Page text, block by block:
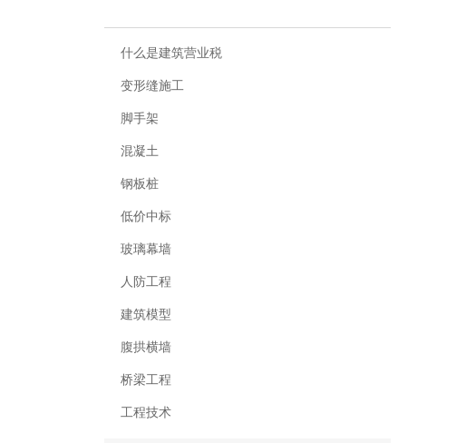
什么是建筑营业税
变形缝施工
脚手架
混凝土
钢板桩
低价中标
玻璃幕墙
人防工程
建筑模型
腹拱横墙
桥梁工程
工程技术